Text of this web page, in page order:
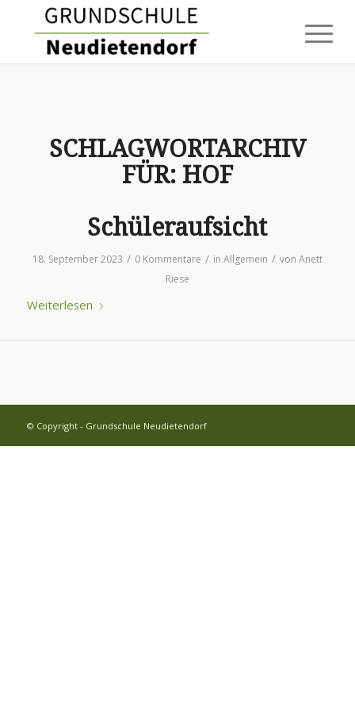
SCHLAGWORTARCHIV
FÜR: HOF
Schüleraufsicht
18. September 2023 / 0 Kommentare / in Allgemein / von Anett
Riese
Weiterlesen
© Copyright - Grundschule Neudietendorf